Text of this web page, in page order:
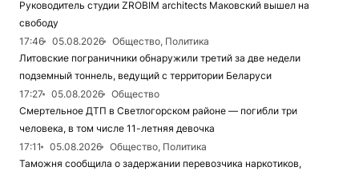
Руководитель студии ZROBIM architects Маковский вышел на
свободу
17:46
05.08.2026
Общество, Политика
Литовские пограничники обнаружили третий за две недели
подземный тоннель, ведущий с территории Беларуси
17:27
05.08.2026
Общество
Смертельное ДТП в Светлогорском районе — погибли три
человека, в том числе 11-летняя девочка
17:11
05.08.2026
Общество, Политика
Таможня сообщила о задержании перевозчика наркотиков,